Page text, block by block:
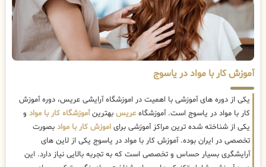
آموزش کار با مواد در یاسوج
یکی از دوره های آموزشی با اهمیت در اموزشگاه آرایشی عریس، دوره آموزش
کار با مواد در یاسوج است. آموزشگاه عریس بهترینآموزشگاه کار با مواد و
یکی از شناخته شده ترین مراکز آموزشی برای اموزش کار با مواد بصورت
تخصصی در ایران بوده. آموزش کار با مواد در یاسوج یکی از لاین های
آرایشگری بسیار حساس و تخصصی است که به تجربه بالایی نیاز دارد. این